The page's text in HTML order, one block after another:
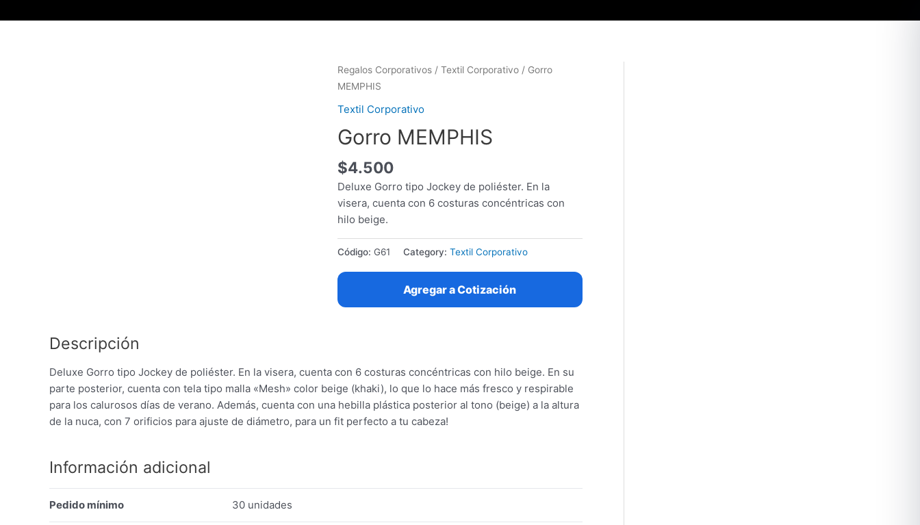
to
Regalos Corporativos/ Textil Corporativo/ Gorro
MEMPHIS
Textil Corporativo
Gorro MEMPHIS
$4.500
Deluxe Gorro tipo Jockey de poliéster. En la
visera, cuenta con 6 costuras concéntricas con
hilo beige.
Código: G61 Category: Textil Corporativo
Agregar a Cotización
Descripción
Deluxe Gorro tipo Jockey de poliéster. En la visera, cuenta con 6 costuras concéntricas con hilo beige. En su
parte posterior, cuenta con tela tipo malla «Mesh» color beige (khaki), lo que lo hace más fresco y respirable
para los calurosos días de verano. Además, cuenta con una hebilla plástica posterior al tono (beige) a la altura
de la nuca, con 7 orificios para ajuste de diámetro, para un fit perfecto a tu cabeza!
Información adicional
Pedido mínimo 30 unidades